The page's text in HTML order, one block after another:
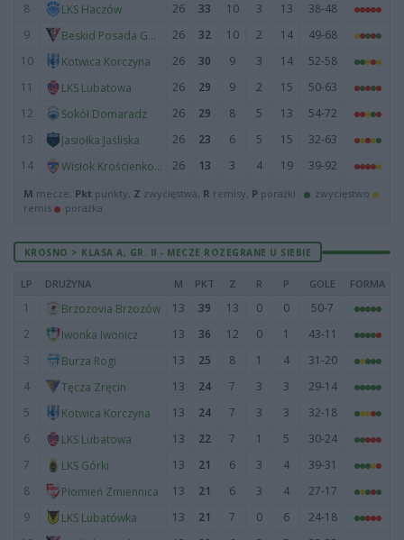
8
LKS Haczów 26 33 10 3 13
38-48
9
Beskid Posada Górna 26 32 10 2 14
49-68
10
Kotwica Korczyna 26 30 9 3 14
52-58
11
LKS Lubatowa 26 29 9 2 15
50-63
12
Sokół Domaradz 26 29 8 5 13
54-72
13
Jasiołka Jaśliska 26 23 6 5 15
32-63
14
Wisłok Krościenko Wyżne 26 13 3 4 19 39-92
M mecze, Pkt punkty, Z zwycięstwa, R remisy, P porażki ·
zwycięstwo
remis
porażka
KROSNO > KLASA A, GR. II - MECZE ROZEGRANE U SIEBIE
LP DRUŻYNA M PKT Z R P GOLE FORMA
1 Brzozovia Brzozów 13 39 13 0 0
50-7
2
Iwonka Iwonicz 13 36 12 0 1
43-11
3
Burza Rogi 13 25 8 1 4
31-20
4
Tęcza Zręcin 13 24 7 3 3
29-14
5
Kotwica Korczyna 13 24 7 3 3
32-18
6
LKS Lubatowa 13 22 7 1 5
30-24
7
LKS Górki 13 21 6 3 4
39-31
8
Płomień Zmiennica 13 21 6 3 4
27-17
9
LKS Lubatówka 13 21 7 0 6
24-18